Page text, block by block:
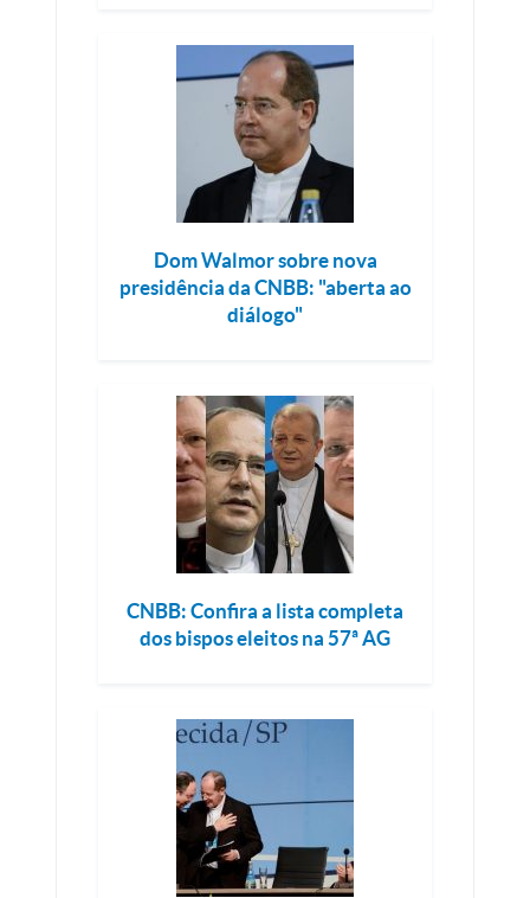
Dom Walmor sobre nova
presidência da CNBB: "aberta ao
diálogo"
CNBB: Confira a lista completa
dos bispos eleitos na 57ª AG